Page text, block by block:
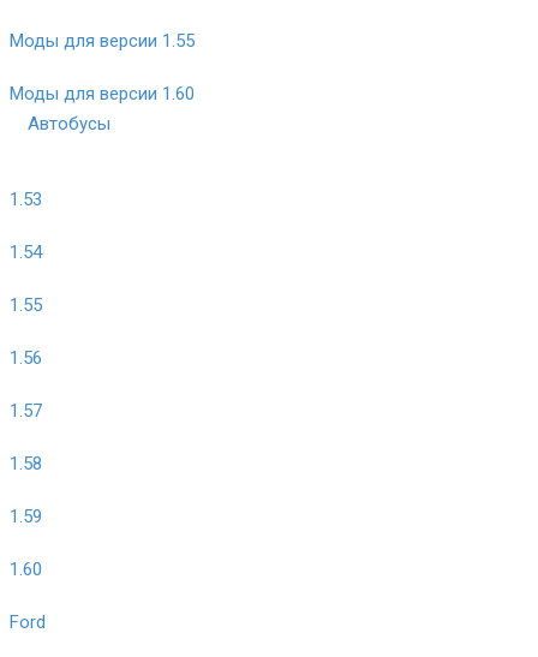
Моды для версии 1.55
Моды для версии 1.60
Автобусы
1.53
1.54
1.55
1.56
1.57
1.58
1.59
1.60
Ford